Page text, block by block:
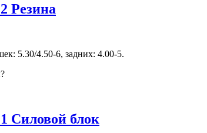
Резина
5.30/4.50-6, задних: 4.00-5.
Силовой блок